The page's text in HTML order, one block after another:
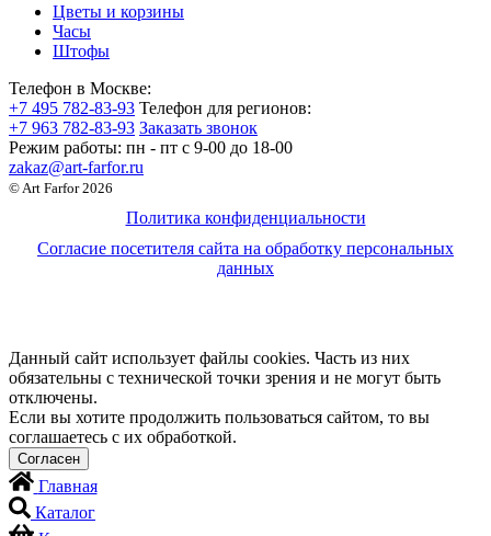
Цветы и корзины
Часы
Штофы
Телефон в Москве:
+7 495 782-83-93 Телефон для регионов:
+7 963 782-83-93 Заказать звонок
Режим работы: пн - пт c 9-00 до 18-00
zakaz@art-farfor.ru
© Art Farfor 2026
Политика конфиденциальности
Согласие посетителя сайта на обработку персональных
данных
Данный сайт использует файлы cookies. Часть из них
обязательны с технической точки зрения и не могут быть
отключены.
Если вы хотите продолжить пользоваться сайтом, то вы
соглашаетесь с их обработкой.
Главная
Каталог